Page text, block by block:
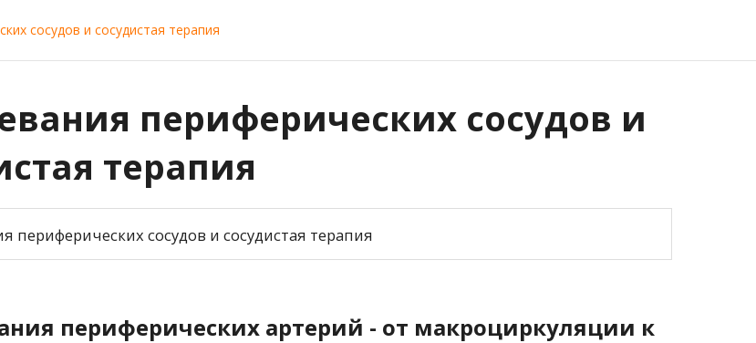
сосудов и сосудистая терапия
периферических сосудов и
терапия
периферических артерий - от макроциркуляции к